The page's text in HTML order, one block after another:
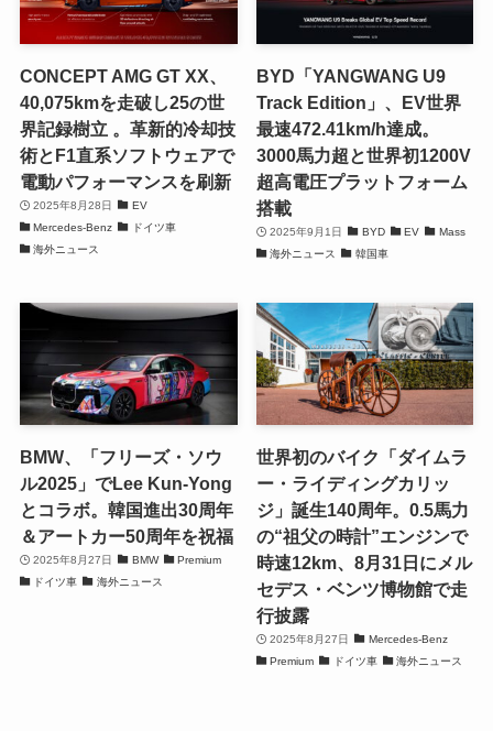
CONCEPT AMG GT XX、
40,075kmを走破し25の世
界記録樹立 。革新的冷却技
術とF1直系ソフトウェアで
電動パフォーマンスを刷新
2025年8月28日
EV
Mercedes-Benz
ドイツ車
海外ニュース
BYD「YANGWANG U9
Track Edition」、EV世界
最速472.41km/h達成。
3000馬力超と世界初1200V
超高電圧プラットフォーム
搭載
2025年9月1日 BYD EV
Mass
海外ニュース
韓国車
BMW、「フリーズ・ソウ
ル2025」でLee Kun-Yong
とコラボ。韓国進出30周年
＆アートカー50周年を祝福
2025年8月27日 BMW
Premium
ドイツ車
海外ニュース
世界初のバイク「ダイムラ
ー・ライディングカリッ
ジ」誕生140周年。0.5馬力
の“祖父の時計”エンジンで
時速12km、8月31日にメル
セデス・ベンツ博物館で走
行披露
2025年8月27日
Mercedes-Benz
Premium
ドイツ車 海外ニュース